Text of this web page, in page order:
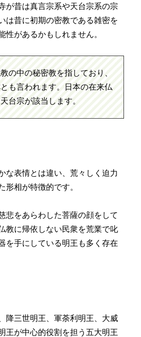
が昔は真言宗系や天台宗系の宗
は昔に初期の密教である雑密を
性があるかもしれません。
の中の秘密教を指しており、
も言われます。日本の在来仏
台宗が該当します。
な表情とは違い、荒々しく迫力
形相が特徴的です。
悲をあらわした菩薩の顔をして
教に帰依しない民衆を荒業で叱
を手にしている明王も多く存在
降三世明王、軍荼利明王、大威
王が中心的役割を担う五大明王